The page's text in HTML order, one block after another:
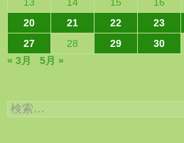
13
14 15 16
20
21 22 23
27
28 29
30
« 3月
5月 »
検
索: